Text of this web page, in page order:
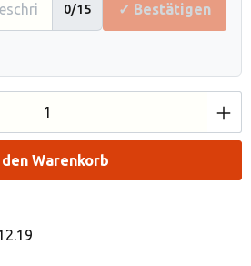
0/15 ✓ Bestätigen
Gib den gewünschten
den Warenkorb